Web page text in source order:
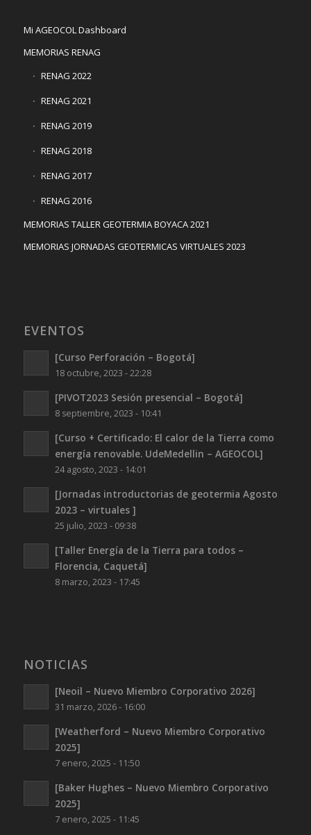
Mi AGEOCOL Dashboard
MEMORIAS RENAG
RENAG 2022
RENAG 2021
RENAG 2019
RENAG 2018
RENAG 2017
RENAG 2016
MEMORIAS TALLER GEOTERMIA BOYACA 2021
MEMORIAS JORNADAS GEOTERMICAS VIRTUALES 2023
EVENTOS
[Curso Perforación – Bogotá]
18 octubre, 2023 - 22:28
[PIVOT2023 Sesión presencial – Bogotá]
8 septiembre, 2023 - 10:41
[Curso + Certificado: El calor de la Tierra como
energía renovable. UdeMedellin – AGEOCOL]
24 agosto, 2023 - 14:01
[Jornadas introductorias de geotermia Agosto
2023 – virtuales ]
25 julio, 2023 - 09:38
[Taller Energía de la Tierra para todos –
Florencia, Caquetá]
8 marzo, 2023 - 17:45
NOTICIAS
[Neoil – Nuevo Miembro Corporativo 2026]
31 marzo, 2026 - 16:00
[Weatherford – Nuevo Miembro Corporativo
2025]
7 enero, 2025 - 11:50
[Baker Hughes – Nuevo Miembro Corporativo
2025]
7 enero, 2025 - 11:45